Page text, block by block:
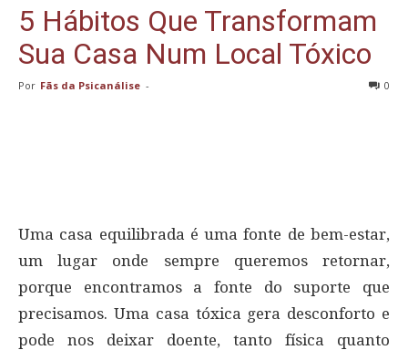
5 Hábitos Que Transformam
Sua Casa Num Local Tóxico
Por Fãs da Psicanálise - 0
Uma casa equilibrada é uma fonte de bem-estar,
um lugar onde sempre queremos retornar,
porque encontramos a fonte do suporte que
precisamos. Uma casa tóxica gera desconforto e
pode nos deixar doente, tanto física quanto